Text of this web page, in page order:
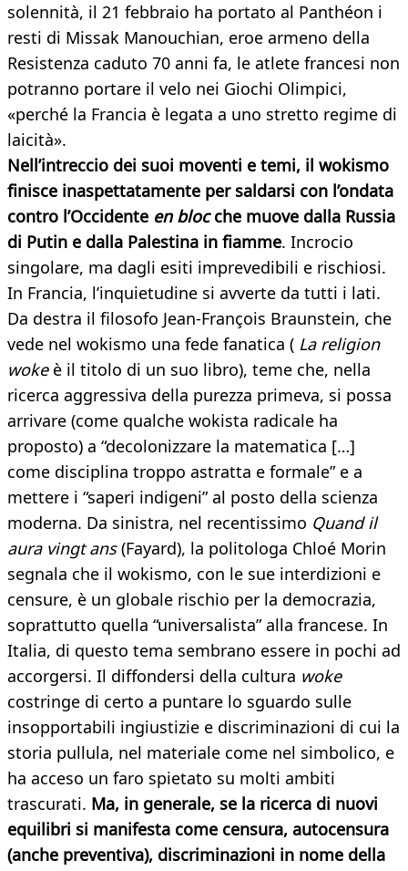
solennità, il 21 febbraio ha portato al Panthéon i
resti di Missak Manouchian, eroe armeno della
Resistenza caduto 70 anni fa, le atlete francesi non
potranno portare il velo nei Giochi Olimpici,
«perché la Francia è legata a uno stretto regime di
laicità».
Nell’intreccio dei suoi moventi e temi, il wokismo
finisce inaspettatamente per saldarsi con l’ondata
contro l’Occidente en blocche muove dalla Russia
di Putin e dalla Palestina in fiamme. Incrocio
singolare, ma dagli esiti imprevedibili e rischiosi.
In Francia, l’inquietudine si avverte da tutti i lati.
Da destra il filosofo Jean-François Braunstein, che
vede nel wokismo una fede fanatica ( La religion
wokeè il titolo di un suo libro), teme che, nella
ricerca aggressiva della purezza primeva, si possa
arrivare (come qualche wokista radicale ha
proposto) a “decolonizzare la matematica […]
come disciplina troppo astratta e formale” e a
mettere i “saperi indigeni” al posto della scienza
moderna. Da sinistra, nel recentissimo Quand il
aura vingt ans(Fayard), la politologa Chloé Morin
segnala che il wokismo, con le sue interdizioni e
censure, è un globale rischio per la democrazia,
soprattutto quella “universalista” alla francese. In
Italia, di questo tema sembrano essere in pochi ad
accorgersi. Il diffondersi della cultura woke
costringe di certo a puntare lo sguardo sulle
insopportabili ingiustizie e discriminazioni di cui la
storia pullula, nel materiale come nel simbolico, e
ha acceso un faro spietato su molti ambiti
trascurati. Ma, in generale, se la ricerca di nuovi
equilibri si manifesta come censura, autocensura
(anche preventiva), discriminazioni in nome della